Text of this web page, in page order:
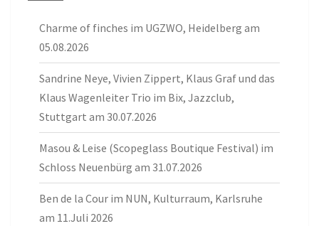
Charme of finches im UGZWO, Heidelberg am
05.08.2026
Sandrine Neye, Vivien Zippert, Klaus Graf und das
Klaus Wagenleiter Trio im Bix, Jazzclub,
Stuttgart am 30.07.2026
Masou & Leise (Scopeglass Boutique Festival) im
Schloss Neuenbürg am 31.07.2026
Ben de la Cour im NUN, Kulturraum, Karlsruhe
am 11.Juli 2026